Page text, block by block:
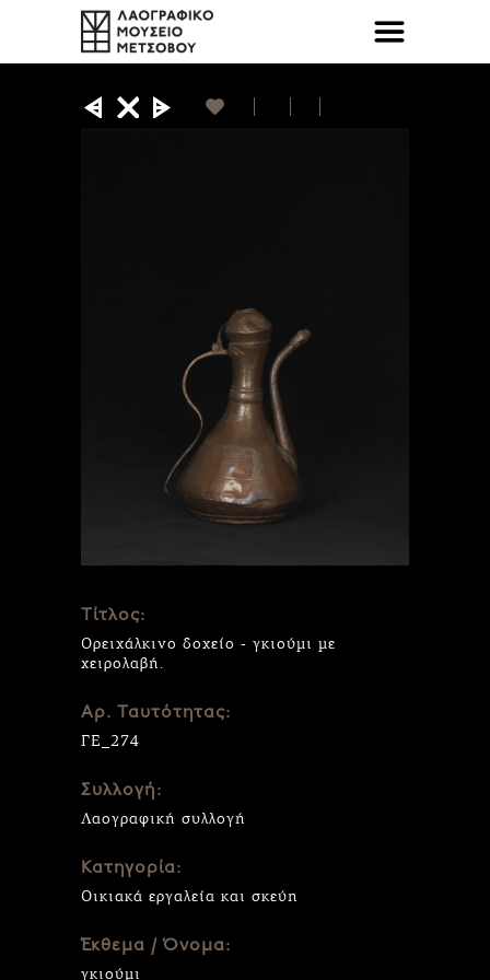
Τίτλος:
Ορειχάλκινο δοχείο - γκιούμι με
χειρολαβή.
Αρ. Ταυτότητας:
ΓΕ_274
Συλλογή:
Λαογραφική συλλογή
Κατηγορία:
Οικιακά εργαλεία και σκεύη
Έκθεμα / Όνομα:
γκιούμι